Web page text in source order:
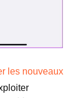
les nouveaux